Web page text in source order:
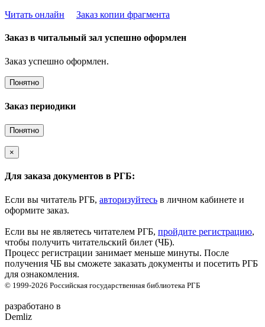
Читать онлайн
Заказ копии фрагмента
Заказ в читальный зал успешно оформлен
Заказ успешно оформлен.
Понятно
Заказ периодики
Понятно
×
Для заказа документов в РГБ:
Если вы читатель РГБ, авторизуйтесь в личном кабинете и
оформите заказ.
Если вы не являетесь читателем РГБ, пройдите регистрацию,
чтобы получить читательский билет (ЧБ).
Процесс регистрации занимает меньше минуты. После
получения ЧБ вы сможете заказать документы и посетить РГБ
для ознакомления.
© 1999-2026 Российская государственная библиотека РГБ
разработано в
Demliz